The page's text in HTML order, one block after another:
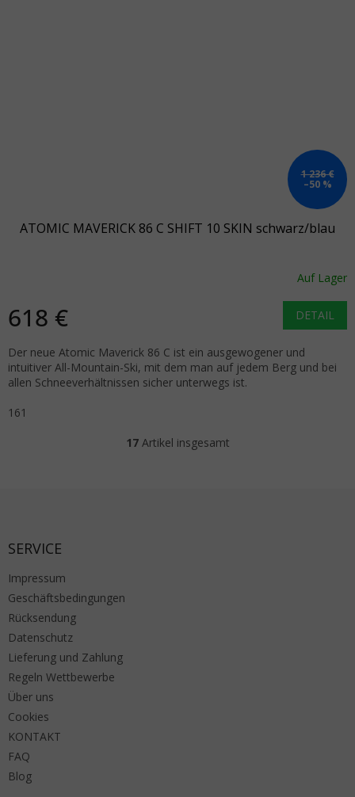
1 236 €
–50 %
ATOMIC MAVERICK 86 C SHIFT 10 SKIN schwarz/blau
Auf Lager
618 € DETAIL
Der neue Atomic Maverick 86 C ist ein ausgewogener und
intuitiver All-Mountain-Ski, mit dem man auf jedem Berg und bei
allen Schneeverhältnissen sicher unterwegs ist.
161
Steuerelemente der Liste
17Artikel insgesamt
SERVICE
Impressum
Geschäftsbedingungen
Rücksendung
Datenschutz
Lieferung und Zahlung
Regeln Wettbewerbe
Über uns
Cookies
KONTAKT
FAQ
Blog